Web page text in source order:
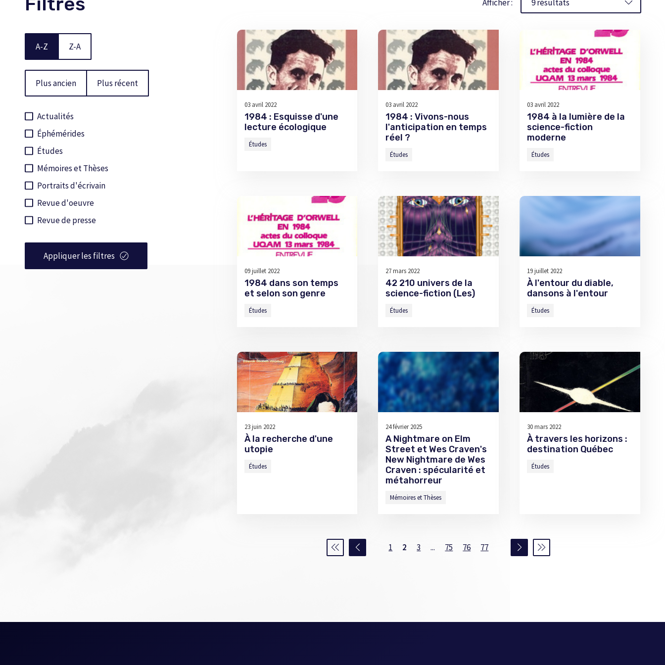
A-Z Z-A
Plus ancien Plus récent
Actualités
Éphémérides
Études
Mémoires et Thèses
Portraits d'écrivain
Revue d'oeuvre
Revue de presse
Appliquer les filtres
Afficher :
03 avril 2022
1984 : Esquisse d'une
lecture écologique
Études
03 avril 2022
1984 : Vivons-nous
l'anticipation en temps
réel ?
Études
03 avril 2022
1984 à la lumière de la
science-fiction
moderne
Études
09 juillet 2022
1984 dans son temps
et selon son genre
Études
27 mars 2022
42 210 univers de la
science-fiction (Les)
Études
19 juillet 2022
À l'entour du diable,
dansons à l'entour
Études
23 juin 2022
À la recherche d'une
utopie
Études
24 février 2025
A Nightmare on Elm
Street et Wes Craven's
New Nightmare de Wes
Craven : spécularité et
métahorreur
Mémoires et Thèses
30 mars 2022
À travers les horizons :
destination Québec
Études
1 2 3 ... 75 76 77